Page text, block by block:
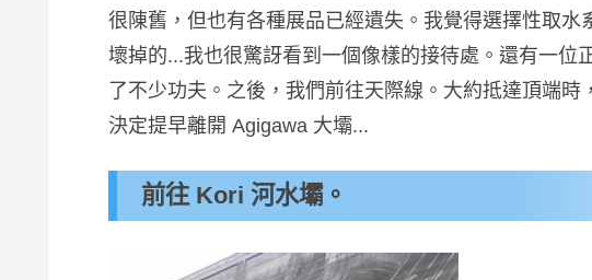
很陳舊，但也有各種展品已經遺失。我覺得選擇性取
壞掉的...我也很驚訝看到一個像樣的接待處。還有一位
了不少功夫。之後，我們前往天際線。大約抵達頂端
決定提早離開 Agigawa 大壩...
前往 Kori 河水壩。